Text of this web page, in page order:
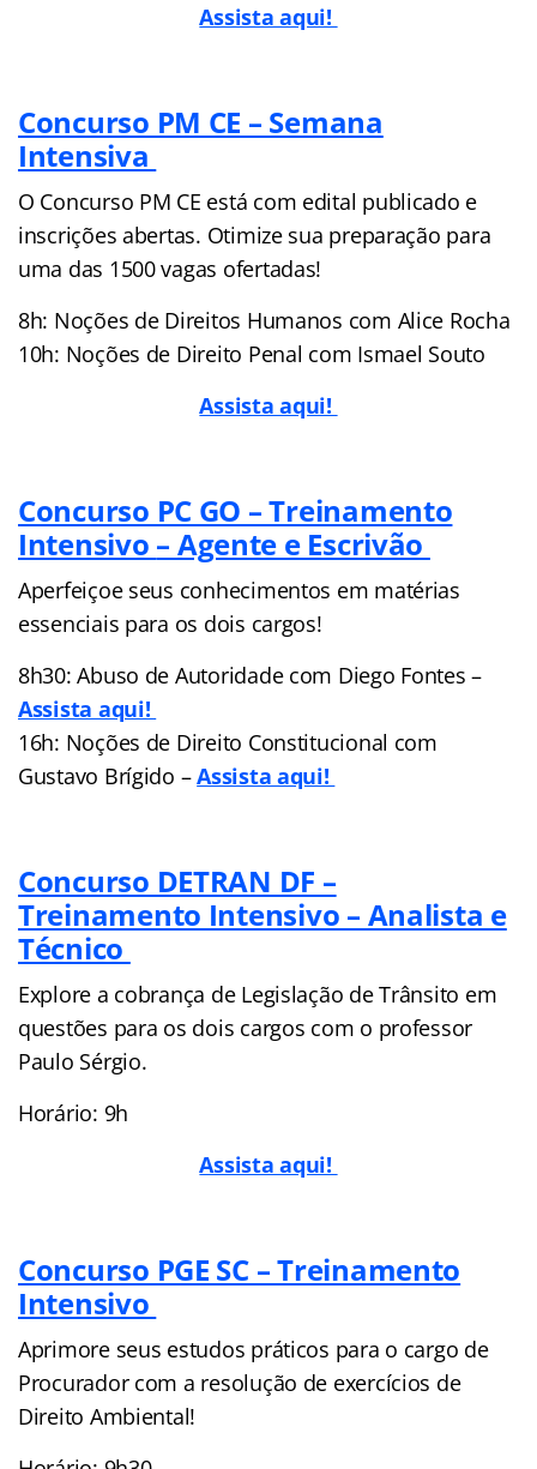
Assista aqui!
Concurso PM CE – Semana
Intensiva
O Concurso PM CE está com edital publicado e
inscrições abertas. Otimize sua preparação para
uma das 1500 vagas ofertadas!
8h: Noções de Direitos Humanos com Alice Rocha
10h: Noções de Direito Penal com Ismael Souto
Assista aqui!
Concurso PC GO – Treinamento
Intensivo – Agente e Escrivão
Aperfeiçoe seus conhecimentos em matérias
essenciais para os dois cargos!
8h30: Abuso de Autoridade com Diego Fontes –
Assista aqui!
16h: Noções de Direito Constitucional com
Gustavo Brígido –Assista aqui!
Concurso DETRAN DF –
Treinamento Intensivo – Analista e
Técnico
Explore a cobrança de Legislação de Trânsito em
questões para os dois cargos com o professor
Paulo Sérgio.
Horário: 9h
Assista aqui!
Concurso PGE SC – Treinamento
Intensivo
Aprimore seus estudos práticos para o cargo de
Procurador com a resolução de exercícios de
Direito Ambiental!